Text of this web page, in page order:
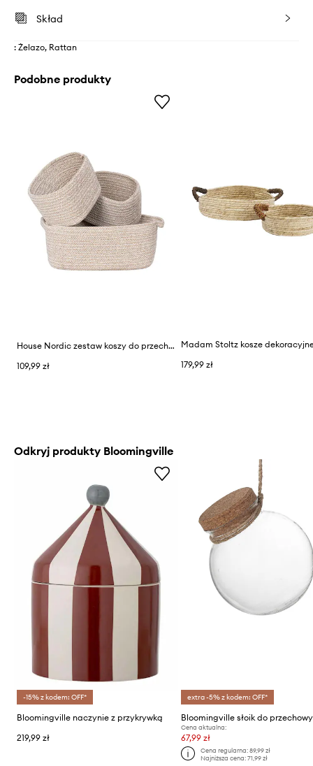
Skład
: Żelazo, Rattan
Podobne produkty
House Nordic zestaw koszy do przechowywania Teixo 3-pack
109,99 zł
179,99 zł
Odkryj produkty Bloomingville
-15% z kodem: OFF*
Bloomingville naczynie z przykrywką
219,99 zł
extra -5% z kodem: OFF*
Cena aktualna:
67,99 zł
Cena regularna: 89,99 zł
Najniższa cena: 71,99 zł